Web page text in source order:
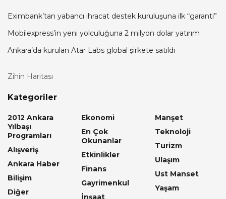
Eximbank’tan yabancı ihracat destek kuruluşuna ilk “garanti”
Mobilexpress’in yeni yolculuğuna 2 milyon dolar yatırım
Ankara’da kurulan Atar Labs global şirkete satıldı
Zihin Haritası
Kategoriler
2012 Ankara
Yılbaşı
Programları
Alışveriş
Ankara Haber
Bilişim
Diğer
Ekonomi
En Çok
Okunanlar
Etkinlikler
Finans
Gayrimenkul
İnşaat
Manşet
Teknoloji
Turizm
Ulaşım
Ust Manset
Yaşam